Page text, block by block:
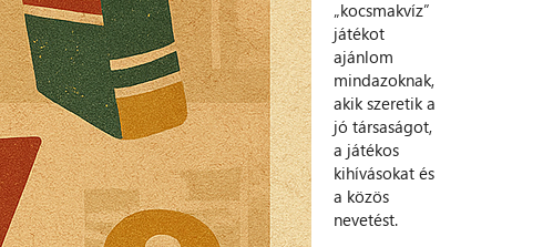
„kocsmakvíz”
játékot
ajánlom
mindazoknak,
akik szeretik a
jó társaságot,
a játékos
kihívásokat és
a közös
nevetést.